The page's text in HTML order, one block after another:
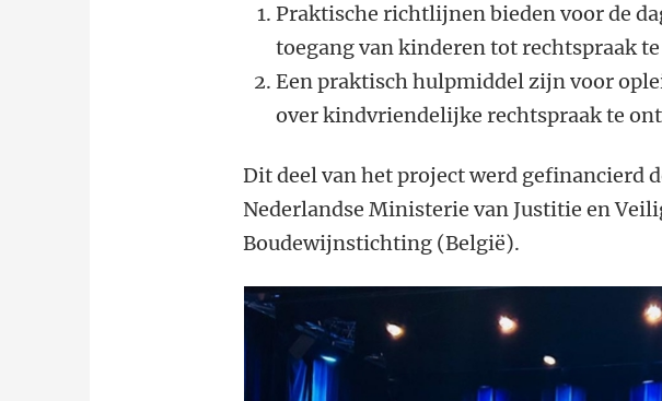
Praktische richtlijnen bieden voor de
toegang van kinderen tot rechtspraak
Een praktisch hulpmiddel zijn voor
over kindvriendelijke rechtspraak te
Dit deel van het project werd gefinancierd
Nederlandse Ministerie van Justitie en
Boudewijnstichting (België).